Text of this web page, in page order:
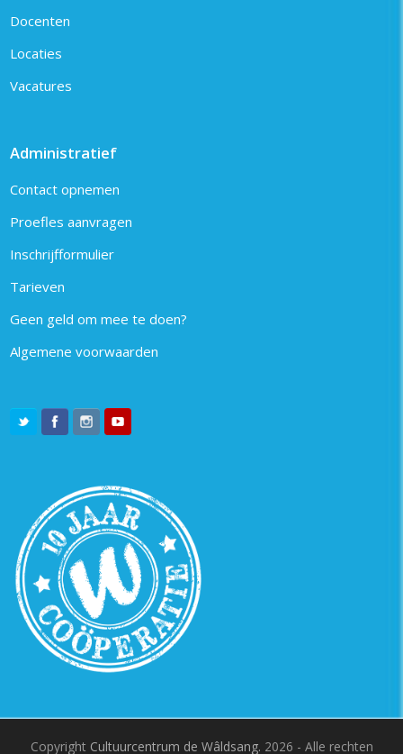
Docenten
Locaties
Vacatures
Administratief
Contact opnemen
Proefles aanvragen
Inschrijfformulier
Tarieven
Geen geld om mee te doen?
Algemene voorwaarden
Copyright Cultuurcentrum de Wâldsang. 2026 - Alle rechten